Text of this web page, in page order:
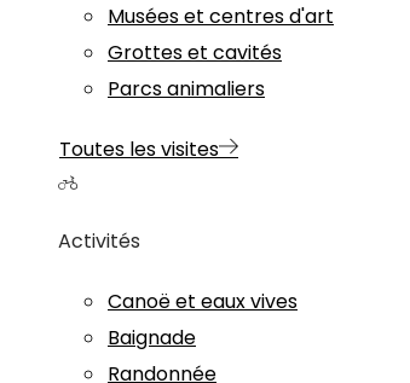
Musées et centres d'art
Grottes et cavités
Parcs animaliers
Toutes les visites
Activités
Canoë et eaux vives
Baignade
Randonnée